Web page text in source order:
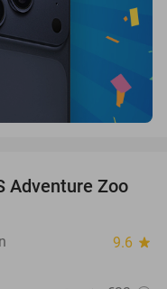
24%
Adventure Zoo
9.6 star